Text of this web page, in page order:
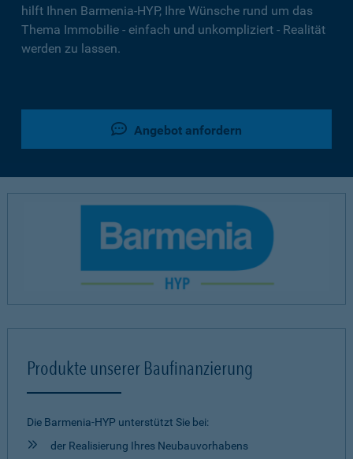
hilft Ihnen Barmenia-HYP, Ihre Wünsche rund um das
Thema Immobilie - einfach und unkompliziert - Realität
werden zu lassen.
Angebot anfordern
Produkte unserer Baufinanzierung
Die Barmenia-HYP unterstützt Sie bei:
der Realisierung Ihres Neubauvorhabens